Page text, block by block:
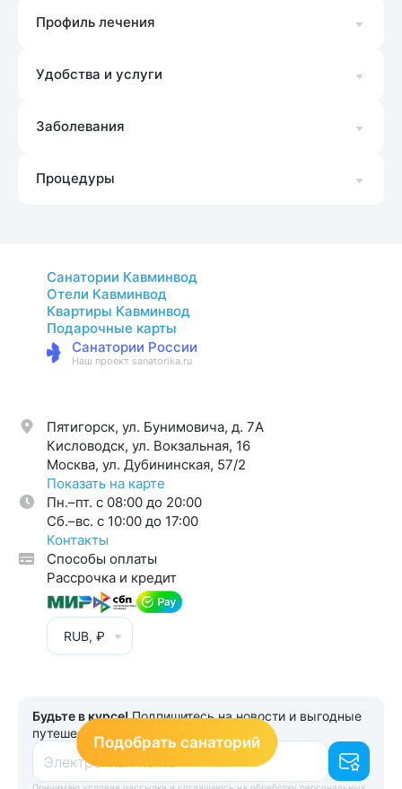
Профиль лечения
Удобства и услуги
Заболевания
Процедуры
Санатории Кавминвод
Отели Кавминвод
Квартиры Кавминвод
Подарочные карты
Санатории России
Наш проект sanatorika.ru
Пятигорск, ул. Бунимовича, д. 7A
Кисловодск, ул. Вокзальная, 16
Москва, ул. Дубининская, 57/2
Показать на карте
Пн.–пт. с 08:00 до 20:00
Cб.–вс. с 10:00 до 17:00
Контакты
Способы оплаты
Рассрочка и кредит
RUB, ₽
Будьте в курсе!Подпишитесь на новости и выгодные
путешествия
Электронная почта
Подобрать санаторий